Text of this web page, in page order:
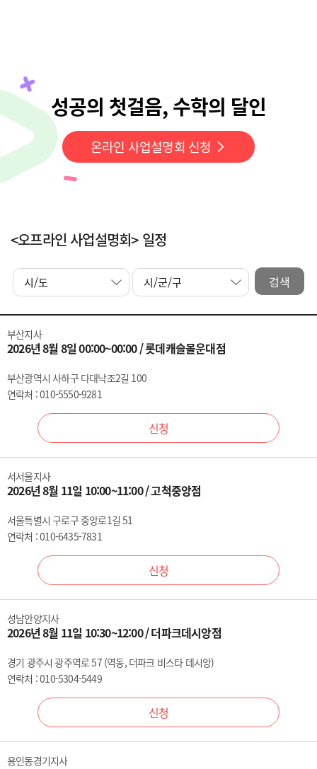
성공의 첫걸음, 수학의 달인
온라인 사업설명회 신청
<오프라인 사업설명회> 일정
검색
부산지사
2026년 8월 8일 00:00~00:00 / 롯데캐슬몰운대점
부산광역시 사하구 다대낙조2길 100
연락처 : 010-5550-9281
신청
서서울지사
2026년 8월 11일 10:00~11:00 / 고척중앙점
서울특별시 구로구 중앙로1길 51
연락처 : 010-6435-7831
신청
성남안양지사
2026년 8월 11일 10:30~12:00 / 더파크데시앙점
경기 광주시 광주역로 57 (역동, 더파크 비스타 데시앙)
연락처 : 010-5304-5449
신청
용인동경기지사